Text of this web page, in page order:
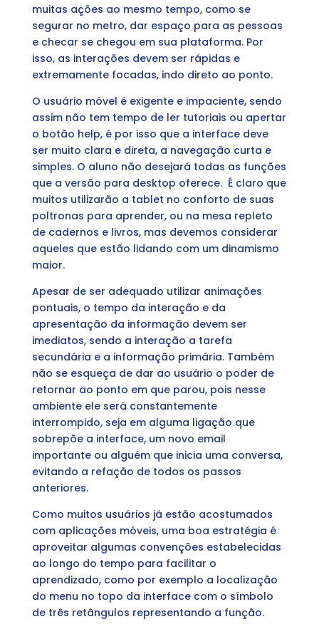
muitas ações ao mesmo tempo, como se
segurar no metro, dar espaço para as pessoas
e checar se chegou em sua plataforma. Por
isso, as interações devem ser rápidas e
extremamente focadas, indo direto ao ponto.
O usuário móvel é exigente e impaciente, sendo
assim não tem tempo de ler tutoriais ou apertar
o botão help, é por isso que a interface deve
ser muito clara e direta, a navegação curta e
simples. O aluno não desejará todas as funções
que a versão para desktop oferece. É claro que
muitos utilizarão a tablet no conforto de suas
poltronas para aprender, ou na mesa repleto
de cadernos e livros, mas devemos considerar
aqueles que estão lidando com um dinamismo
maior.
Apesar de ser adequado utilizar animações
pontuais, o tempo da interação e da
apresentação da informação devem ser
imediatos, sendo a interação a tarefa
secundária e a informação primária. Também
não se esqueça de dar ao usuário o poder de
retornar ao ponto em que parou, pois nesse
ambiente ele será constantemente
interrompido, seja em alguma ligação que
sobrepõe a interface, um novo email
importante ou alguém que inicia uma conversa,
evitando a refação de todos os passos
anteriores.
Como muitos usuários já estão acostumados
com aplicações móveis, uma boa estratégia é
aproveitar algumas convenções estabelecidas
ao longo do tempo para facilitar o
aprendizado, como por exemplo a localização
do menu no topo da interface com o símbolo
de três retângulos representando a função.